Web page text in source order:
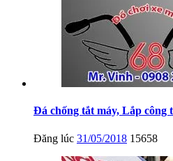
Đá chống tắt máy, Lắp công
Đăng lúc 31/05/2018 15658